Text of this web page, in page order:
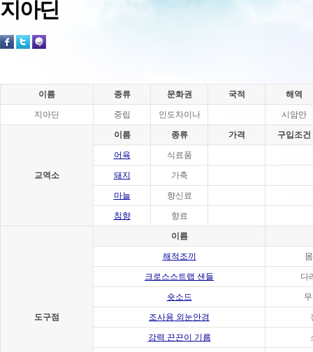
지아딘
이름 종류 문화권 국적 해역
지아딘 중립 인도차이나 시암만
교역소
이름 종류 가격 구입조건
어육 식료품
돼지 가축
마늘 향신료
침향 향료
도구점
이름
해적조끼
크로스스트랩 샌들 다
숏소드
조사용 외눈안경
강력 끈끈이 기름